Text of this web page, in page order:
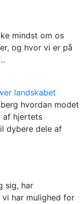
mindst om os
og hvor vi er på
hvordan modet
af hjertets
dybere dele af
sig, har
har mulighed for